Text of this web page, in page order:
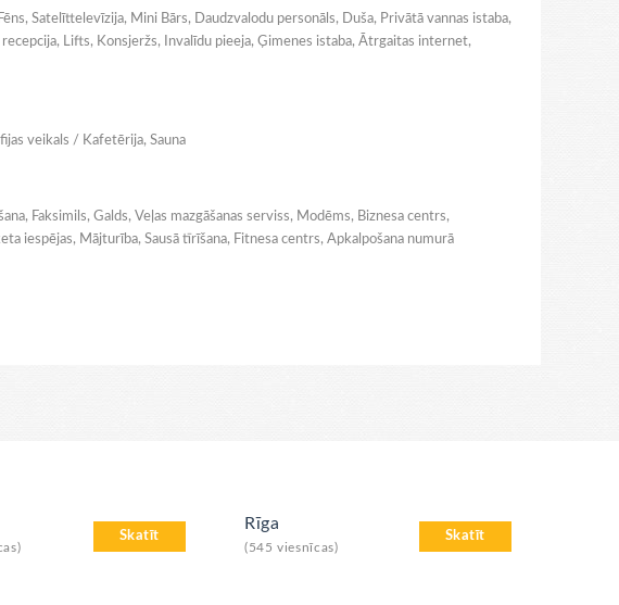
Satelīttelevīzija, Mini Bārs, Daudzvalodu personāls, Duša, Privātā vannas istaba,
Lifts, Konsjeržs, Invalīdu pieeja, Ģimenes istaba, Ātrgaitas internet,
veikals / Kafetērija, Sauna
Faksimils, Galds, Veļas mazgāšanas serviss, Modēms, Biznesa centrs,
iespējas, Mājturība, Sausā tīrīšana, Fitnesa centrs, Apkalpošana numurā
Skatīt Skatīt
Rīga
(545 viesnīcas)